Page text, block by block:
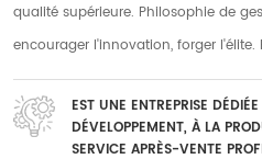
qualité supérieure. Philosophie de
encourager l'innovation, forger
innovation, rigueur, pragmatisme.
attentionné, service attentionné
Guanazhou et Foshan, avec une
EST UNE ENTREPRISE
DÉVELOPPEMENT, À LA
SERVICE APRÈS-VENTE